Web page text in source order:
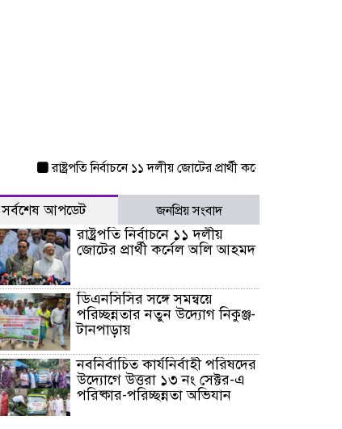
রাষ্ট্রপতি নির্বাচনে ১১ দলীয় জোটের প্রার্থী কর্নেল অলি আহমদ
সর্বশেষ আপডেট জনপ্রিয় সংবাদ
রাষ্ট্রপতি নির্বাচনে ১১ দলীয়
জোটের প্রার্থী কর্নেল অলি আহমদ
ডিএনসিসির সঙ্গে সমন্বয়ে
পরিচ্ছন্নতার নতুন উদ্যোগ নিকুঞ্জ-
টানপাড়ায়
নবনির্বাচিত কার্যনির্বাহী পরিষদের
উদ্যোগে উত্তরা ১৩ নং সেক্টর-এ
পরিষ্কার-পরিচ্ছন্নতা অভিযান